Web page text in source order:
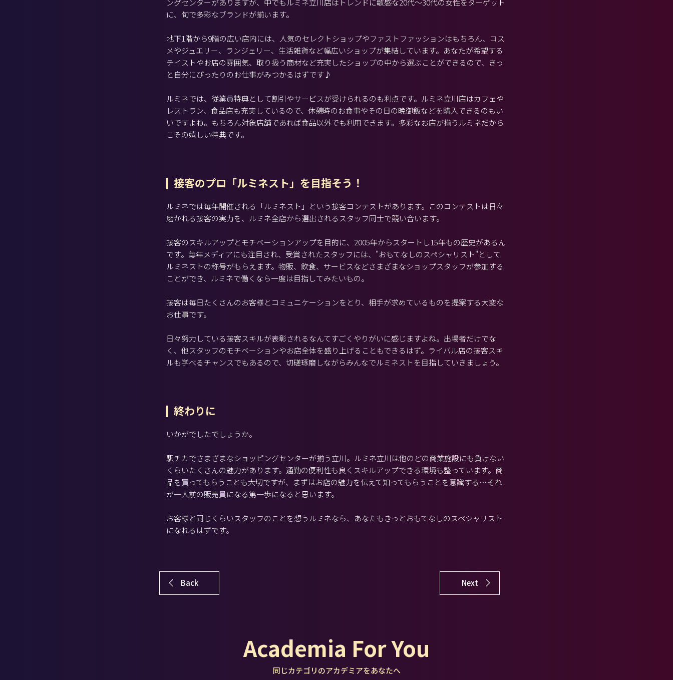
に、旬で多彩なブランドが揃います。
地下1階から9階の広い店内には、人気のセレクトショップやファストファッションはもちろん、コス
メやジュエリー、ランジェリー、生活雑貨など幅広いショップが集結しています。あなたが希望する
テイストやお店の雰囲気、取り扱う商材など充実したショップの中から選ぶことができるので、きっ
と自分にぴったりのお仕事がみつかるはずです♪
ルミネでは、従業員特典として割引やサービスが受けられるのも利点です。ルミネ立川店はカフェや
レストラン、食品店も充実しているので、休憩時のお食事やその日の晩御飯などを購入できるのもい
いですよね。もちろん対象店舗であれば食品以外でも利用できます。多彩なお店が揃うルミネだから
こその嬉しい特典です。
接客のプロ「ルミネスト」を目指そう！
ルミネでは毎年開催される「ルミネスト」という接客コンテストがあります。このコンテストは日々
磨かれる接客の実力を、ルミネ全店から選出されるスタッフ同士で競い合います。
接客のスキルアップとモチベーションアップを目的に、2005年からスタートし15年もの歴史があるん
です。毎年メディアにも注目され、受賞されたスタッフには、"おもてなしのスペシャリスト"として
ルミネストの称号がもらえます。物販、飲食、サービスなどさまざまなショップスタッフが参加する
ことができ、ルミネで働くなら一度は目指してみたいもの。
接客は毎日たくさんのお客様とコミュニケーションをとり、相手が求めているものを提案する大変な
お仕事です。
日々努力している接客スキルが表彰されるなんてすごくやりがいに感じますよね。出場者だけでな
く、他スタッフのモチベーションやお店全体を盛り上げることもできるはず。ライバル店の接客スキ
ルも学べるチャンスでもあるので、切磋琢磨しながらみんなでルミネストを目指していきましょう。
終わりに
いかがでしたでしょうか。
駅チカでさまざまなショッピングセンターが揃う立川。ルミネ立川は他のどの商業施設にも負けない
くらいたくさんの魅力があります。通勤の便利性も良くスキルアップできる環境も整っています。商
品を買ってもらうことも大切ですが、まずはお店の魅力を伝えて知ってもらうことを意識する…それ
が一人前の販売員になる第一歩になると思います。
お客様と同じくらいスタッフのことを想うルミネなら、あなたもきっとおもてなしのスペシャリスト
になれるはずです。
Back Next
Academia For You
同じカテゴリのアカデミアをあなたへ